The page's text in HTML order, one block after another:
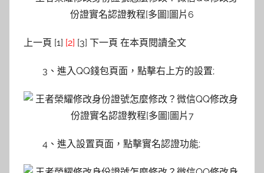
上一頁 [1] [2] [3] 下一頁 在本頁閱讀全文
3、進入QQ錢包頁面，點擊右上方的設置;
4、進入設置頁面，點擊實名認證功能;